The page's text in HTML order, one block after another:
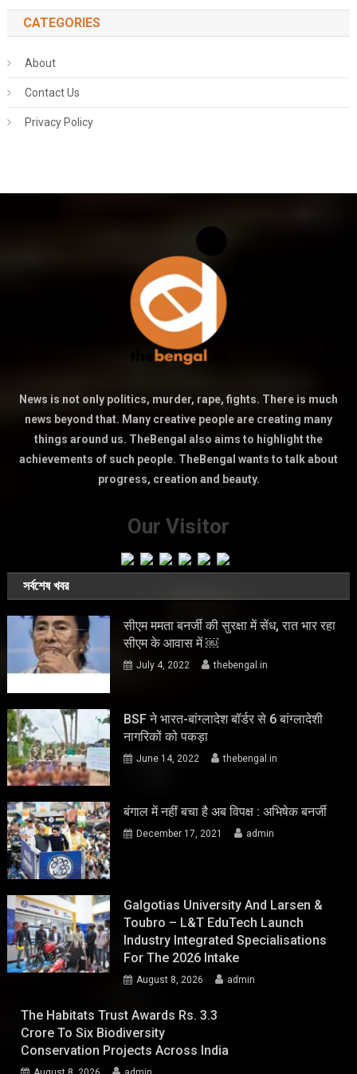
CATEGORIES
About
Contact Us
Privacy Policy
News is not only politics, murder, rape, fights. There is much
news beyond that. Many creative people are creating many
things around us. TheBengal also aims to highlight the
achievements of such people. TheBengal wants to talk about
progress, creation and beauty.
Our Visitor
সর্বশেষ খবর
सीएम ममता बनर्जी की सुरक्षा में सेंध, रात भार रहा
सीएम के आवास में ￼
July 4, 2022 thebengal.in
BSF ने भारत-बांग्लादेश बॉर्डर से 6 बांग्लादेशी
नागरिकों को पकड़ा
June 14, 2022 thebengal.in
बंगाल में नहीं बचा है अब विपक्ष : अभिषेक बनर्जी
December 17, 2021 admin
Galgotias University And Larsen &
Toubro – L&T EduTech Launch
Industry Integrated Specialisations
For The 2026 Intake
August 8, 2026 admin
The Habitats Trust Awards Rs. 3.3
Crore To Six Biodiversity
Conservation Projects Across India